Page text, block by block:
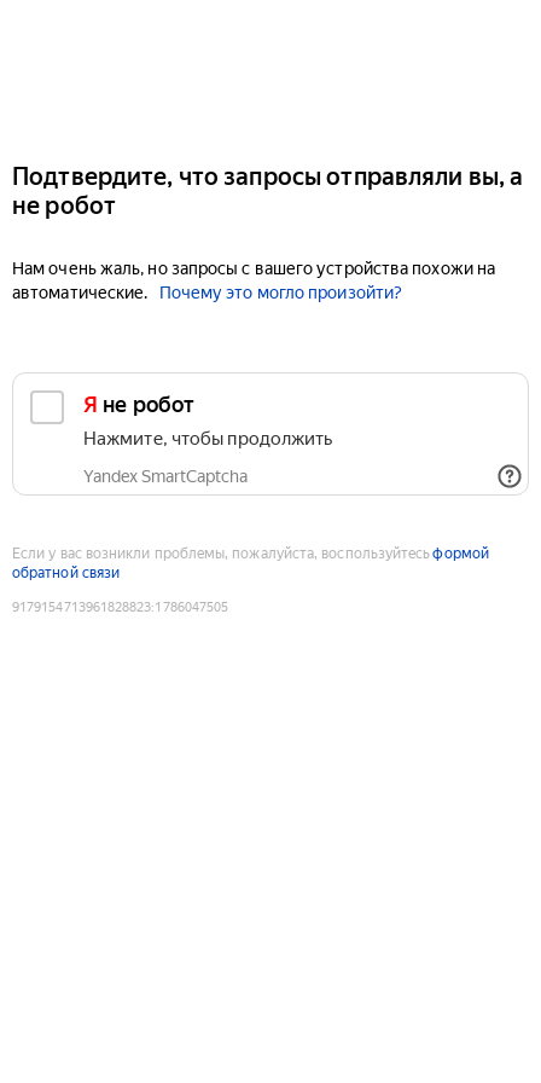
Подтвердите, что запросы отправляли вы, а
не робот
Нам очень жаль, но запросы с вашего устройства похожи на
автоматические.
Почему это могло произойти?
Я не робот
Нажмите, чтобы продолжить
Yandex SmartCaptcha
Если у вас возникли проблемы, пожалуйста, воспользуйтесьформой
обратной связи
9179154713961828823:1786047505